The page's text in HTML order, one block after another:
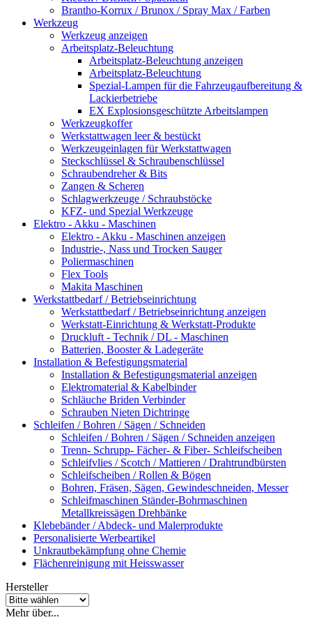
Brantho-Korrux / Brunox / Spray Max / Farben
Werkzeug
Werkzeug anzeigen
Arbeitsplatz-Beleuchtung
Arbeitsplatz-Beleuchtung anzeigen
Arbeitsplatz-Beleuchtung
Spezial-Lampen für die Fahrzeugaufbereitung &
Lackierbetriebe
EX Explosionsgeschützte Arbeitslampen
Werkzeugkoffer
Werkstattwagen leer & bestückt
Werkzeugeinlagen für Werkstattwagen
Steckschlüssel & Schraubenschlüssel
Schraubendreher & Bits
Zangen & Scheren
Schlagwerkzeuge / Schraubstöcke
KFZ- und Spezial Werkzeuge
Elektro - Akku - Maschinen
Elektro - Akku - Maschinen anzeigen
Industrie-, Nass und Trocken Sauger
Poliermaschinen
Flex Tools
Makita Maschinen
Werkstattbedarf / Betriebseinrichtung
Werkstattbedarf / Betriebseinrichtung anzeigen
Werkstatt-Einrichtung & Werkstatt-Produkte
Druckluft - Technik / DL - Maschinen
Batterien, Booster & Ladegeräte
Installation & Befestigungsmaterial
Installation & Befestigungsmaterial anzeigen
Elektromaterial & Kabelbinder
Schläuche Briden Verbinder
Schrauben Nieten Dichtringe
Schleifen / Bohren / Sägen / Schneiden
Schleifen / Bohren / Sägen / Schneiden anzeigen
Trenn- Schrupp- Fächer- & Fiber- Schleifscheiben
Schleifvlies / Scotch / Mattieren / Drahtrundbürsten
Schleifscheiben / Rollen & Bögen
Bohren, Fräsen, Sägen, Gewindeschneiden, Messer
Schleifmaschinen Ständer-Bohrmaschinen
Metallkreissägen Drehbänke
Klebebänder / Abdeck- und Malerprodukte
Personalisierte Werbeartikel
Unkrautbekämpfung ohne Chemie
Flächenreinigung mit Heisswasser
Hersteller
Mehr über...